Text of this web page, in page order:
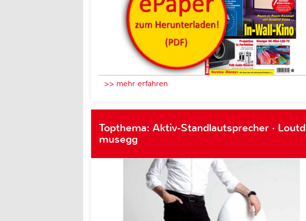
>> mehr erfahren
Topthema: Aktiv-Standlautsprecher · Loutd
musegg